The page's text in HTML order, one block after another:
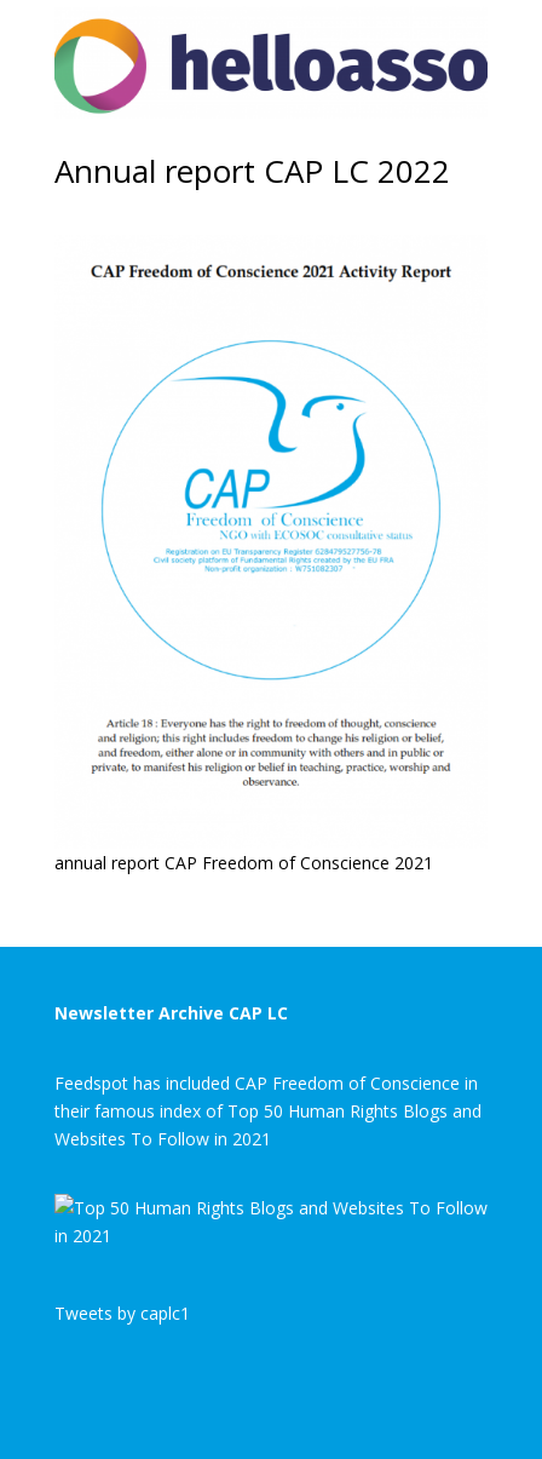
Annual report CAP LC 2022
annual report CAP Freedom of Conscience 2021
Newsletter Archive CAP LC
Feedspot has included CAP Freedom of Conscience in
their famous index of Top 50 Human Rights Blogs and
Websites To Follow in 2021
Tweets by caplc1